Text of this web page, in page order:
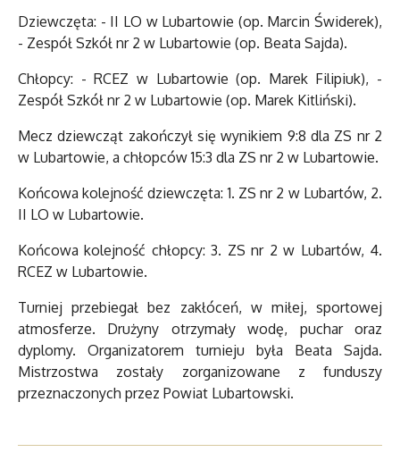
Dziewczęta: - II LO w Lubartowie (op. Marcin Świderek),
- Zespół Szkół nr 2 w Lubartowie (op. Beata Sajda).
Chłopcy: - RCEZ w Lubartowie (op. Marek Filipiuk), -
Zespół Szkół nr 2 w Lubartowie (op. Marek Kitliński).
Mecz dziewcząt zakończył się wynikiem 9:8 dla ZS nr 2
w Lubartowie, a chłopców 15:3 dla ZS nr 2 w Lubartowie.
Końcowa kolejność dziewczęta: 1. ZS nr 2 w Lubartów, 2.
II LO w Lubartowie.
Końcowa kolejność chłopcy: 3. ZS nr 2 w Lubartów, 4.
RCEZ w Lubartowie.
Turniej przebiegał bez zakłóceń, w miłej, sportowej
atmosferze. Drużyny otrzymały wodę, puchar oraz
dyplomy. Organizatorem turnieju była Beata Sajda.
Mistrzostwa zostały zorganizowane z funduszy
przeznaczonych przez Powiat Lubartowski.